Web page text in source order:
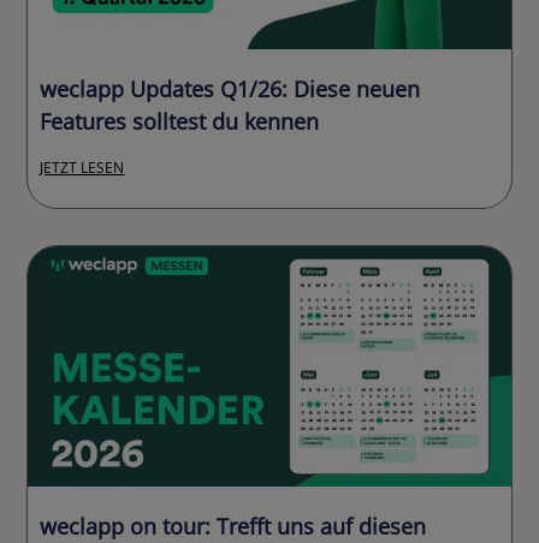
weclapp Updates Q1/26: Diese neuen
Features solltest du kennen
JETZT LESEN
weclapp on tour: Trefft uns auf diesen